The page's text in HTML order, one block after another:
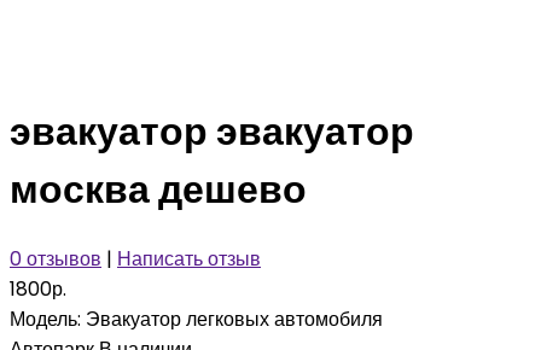
эвакуатор эвакуатор
москва дешево
0 отзывов | Написать отзыв
1800р.
Модель: Эвакуатор легковых автомобиля